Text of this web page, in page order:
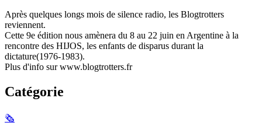
Après quelques longs mois de silence radio, les Blogtrotters
reviennent.
Cette 9e édition nous amènera du 8 au 22 juin en Argentine à la
rencontre des HIJOS, les enfants de disparus durant la
dictature(1976-1983).
Plus d'info sur www.blogtrotters.fr
Catégorie
🗞